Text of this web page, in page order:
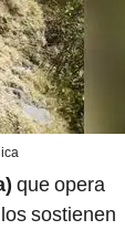
que opera
sostienen